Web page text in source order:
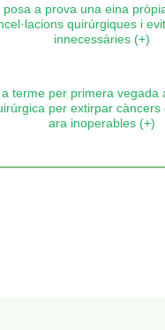
posa a prova una eina
quirúrgiques i
innecessàries (+)
terme per primera vegada
per extirpar càncers
ara inoperables (+)